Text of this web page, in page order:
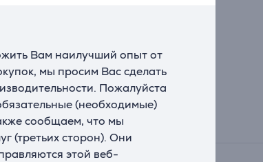
Вам наилучший опыт от
мы просим Вас сделать
Пожалуйста
(необходимые)
сообщаем, что мы
(третьих сторон). Они
этой веб-